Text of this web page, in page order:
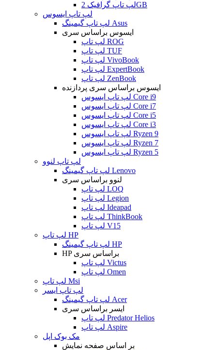
لپ تاپ گرافیک 2GB
لپ تاپ ایسوس
لپ تاپ گیمینگ Asus
ایسوس براساس سری
لپ تاپ ROG
لپ تاپ TUF
لپ تاپ VivoBook
لپ تاپ ExpertBook
لپ تاپ ZenBook
ایسوس براساس سری پردازنده
لپ تاپ ایسوس Core i9
لپ تاپ ایسوس Core i7
لپ تاپ ایسوس Core i5
لپ تاپ ایسوس Core i3
لپ تاپ ایسوس Ryzen 9
لپ تاپ ایسوس Ryzen 7
لپ تاپ ایسوس Ryzen 5
لپ تاپ لنوو
لپ تاپ گیمینگ Lenovo
لنوو براساس سری
لپ تاپ LOQ
لپ تاپ Legion
لپ تاپ Ideapad
لپ تاپ ThinkBook
لپ تاپ V15
لپ تاپ HP
لپ تاپ گیمینگ HP
HP براساس سری
لپ تاپ Victus
لپ تاپ Omen
لپ تاپ Msi
لپ تاپ ایسر
لپ تاپ گیمینگ Acer
ایسر براساس سری
لپ تاپ Predator Helios
لپ تاپ Aspire
مک بوک اپل
بر اساس صفحه نمایش